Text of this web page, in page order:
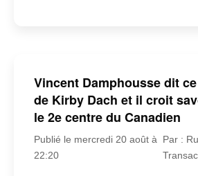
Vincent Damphousse dit
de Kirby Dach et il croit
le 2e centre du Canadien
Publié le mercredi 20 août à
22:20
Par :